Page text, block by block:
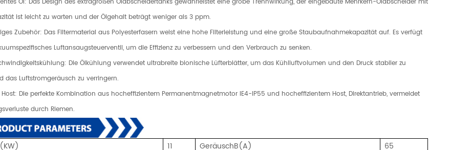
ist leicht zu warten und der Ölgehalt beträgt weniger als 3 ppm.
Zubehör: Das Filtermaterial aus Polyesterfasern weist eine hohe Filterleistung und eine große Staubaufnahmekapazität auf. Es verfügt
Luftansaugsteuerventil, um die Effizienz zu verbessern und den Verbrauch zu senken.
Die Ölkühlung verwendet ultrabreite bionische Lüfterblätter, um das Kühlluftvolumen und den Druck stabiler zu
das Luftstromgeräusch zu verringern.
Host: Die perfekte Kombination aus hocheffizientem Permanentmagnetmotor IE4-IP55 und hocheffizientem Host, Direktantrieb, vermeidet
durch Riemen.
11 GeräuschB(A)
65